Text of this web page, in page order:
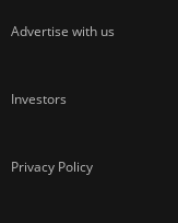
Advertise with us
Investors
Privacy Policy